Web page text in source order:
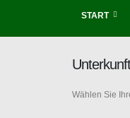
START
Wählen Sie